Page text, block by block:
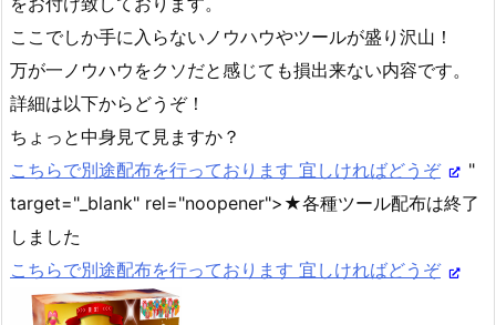
ここでしか手に入らないノウハウやツールが盛り沢山！
万が一ノウハウをクソだと感じても損出来ない内容です。
詳細は以下からどうぞ！
ちょっと中身見て見ますか？
こちらで別途配布を行っております 宜しければどうぞ
"
target="_blank" rel="noopener">★各種ツール配布は終了
しました
こちらで別途配布を行っております 宜しければどうぞ